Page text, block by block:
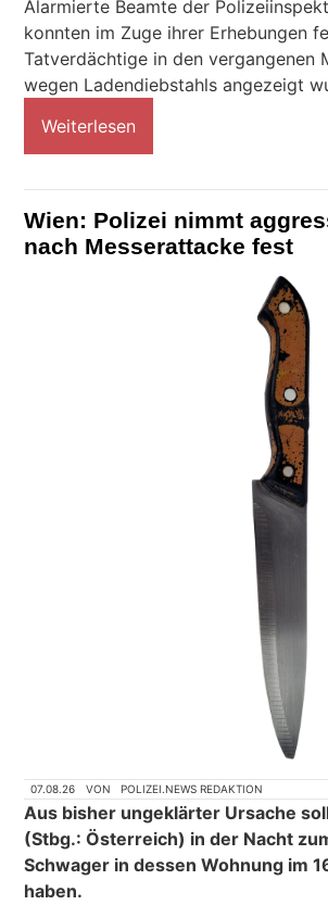
Alarmierte Beamte der
konnten im Zuge ihrer Erhebungen
Tatverdächtige in den vergangenen
wegen Ladendiebstahls angezeigt
Weiterlesen
Wien: Polizei nimmt
nach Messerattacke fest
07.08.26 VON POLIZEI.NEWS REDAKTION
Aus bisher ungeklärter Ursache
(Stbg.: Österreich) in der Nacht
Schwager in dessen Wohnung im
haben.